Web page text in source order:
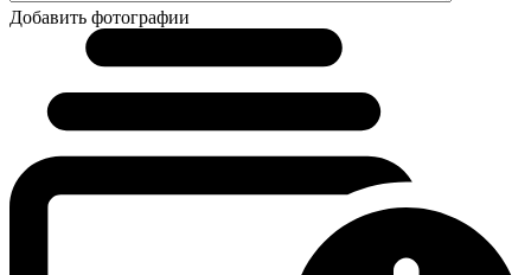
Добавить фотографии